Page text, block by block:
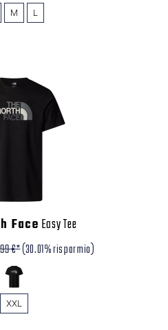
M L
Face Easy Tee
€*(30.01% risparmio)
XXL